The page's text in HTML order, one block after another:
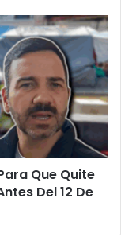
Que Quite
Del 12 De